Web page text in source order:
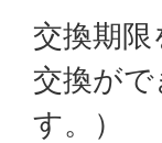
交換期
交換が
す。）